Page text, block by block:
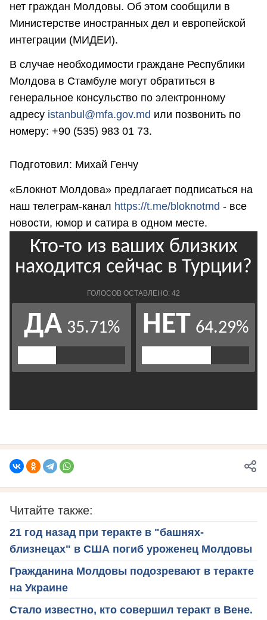
нет граждан Молдовы. Об этом сообщили в
Министерстве иностранных дел и европейской
интеграции (МИДЕИ).
В случае необходимости граждане Республики
Молдова в Стамбуле могут обратиться в
генеральное консульство по электронному
адресу istanbul@mfa.gov.md или позвонить по
номеру: +90 (535) 983 01 73.
Подготовил: Михай Генчу
«Блокнот Молдова» предлагает подписаться на
наш телеграм-канал https://t.me/bloknotmd - все
новости, юмор и сатира в одном месте.
Читайте также:
21 год назад при теракте в "башнях-
близнецах" в США погиб уроженец Молдовы
Гражданина Молдовы подозревают в теракте
на Украине
Стало известно, кто совершил теракт в Вене.